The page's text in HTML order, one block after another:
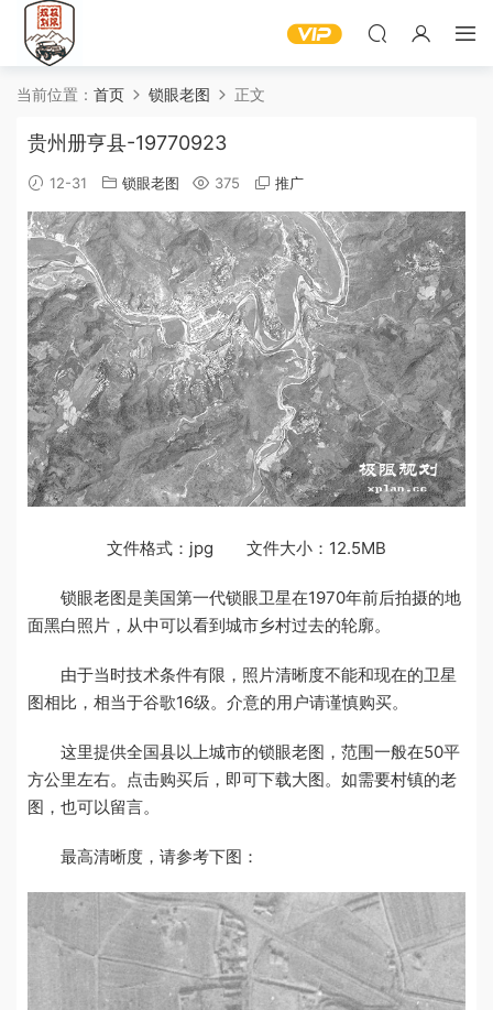
当前位置： 首页 锁眼老图 正文
贵州册亨县-19770923
12-31 锁眼老图 375 推广
文件格式：jpg 文件大小：12.5MB
锁眼老图是美国第一代锁眼卫星在1970年前后拍摄的地
面黑白照片，从中可以看到城市乡村过去的轮廓。
由于当时技术条件有限，照片清晰度不能和现在的卫星
图相比，相当于谷歌16级。介意的用户请谨慎购买。
这里提供全国县以上城市的锁眼老图，范围一般在50平
方公里左右。点击购买后，即可下载大图。如需要村镇的老
图，也可以留言。
最高清晰度，请参考下图：